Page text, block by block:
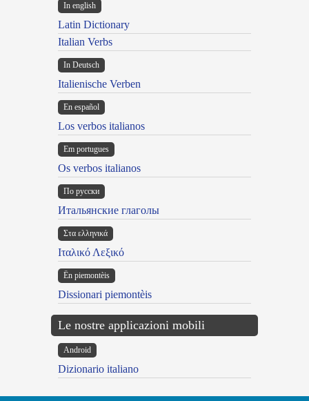
In english
Latin Dictionary
Italian Verbs
In Deutsch
Italienische Verben
En español
Los verbos italianos
Em portugues
Os verbos italianos
По русски
Итальянские глаголы
Στα ελληνικά
Ιταλικό Λεξικό
Ën piemontèis
Dissionari piemontèis
Le nostre applicazioni mobili
Android
Dizionario italiano